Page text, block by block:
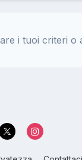
i tuoi criteri o